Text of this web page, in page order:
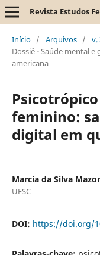
Revista Estudos
Início / Arquivos / v.
Dossiê - Saúde mental
americana
feminino:
digital em
Marcia da Silva
UFSC
DOI: https://doi.org/